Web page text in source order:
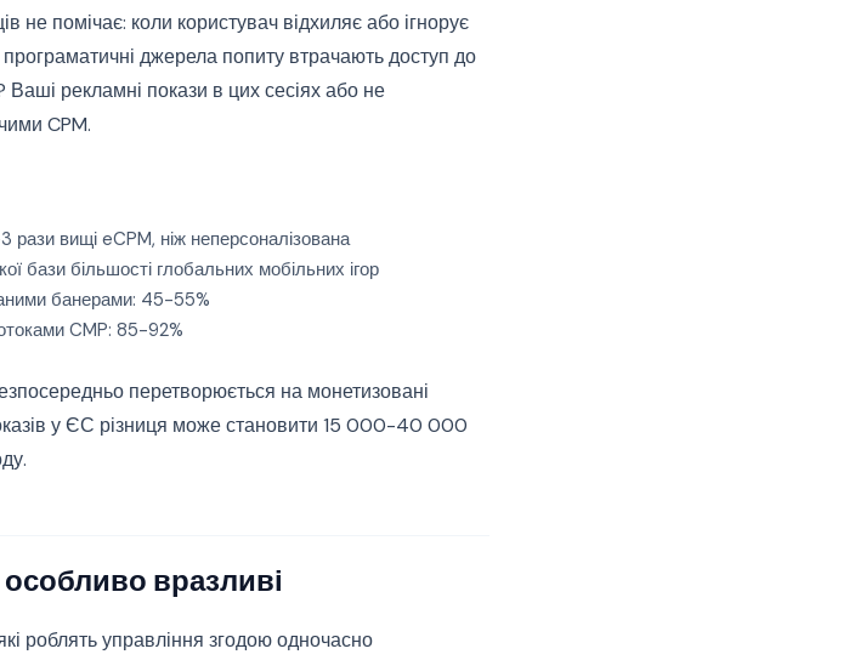
не помічає: коли користувач відхиляє або ігнорує
джерела попиту втрачають доступ до
Ваші рекламні покази в цих сесіях або не
CPM.
вищі eCPM, ніж неперсоналізована
бази більшості глобальних мобільних ігор
банерами: 45-55%
CMP: 85-92%
перетворюється на монетизовані
у ЄС різниця може становити 15 000-40 000
вразливі
роблять управління згодою одночасно